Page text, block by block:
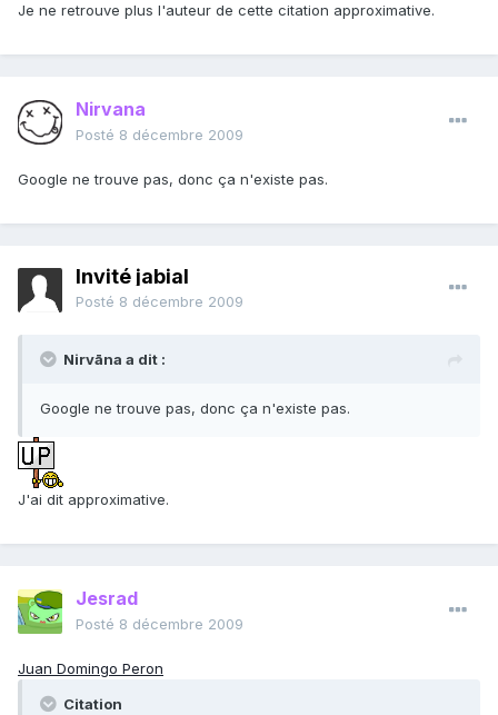
Je ne retrouve plus l'auteur de cette citation approximative.
Nirvana
Posté 8 décembre 2009
Google ne trouve pas, donc ça n'existe pas.
Invité jabial
Posté 8 décembre 2009
Nirvāna a dit :
Google ne trouve pas, donc ça n'existe pas.
J'ai dit approximative.
Jesrad
Posté 8 décembre 2009
Juan Domingo Peron
Citation